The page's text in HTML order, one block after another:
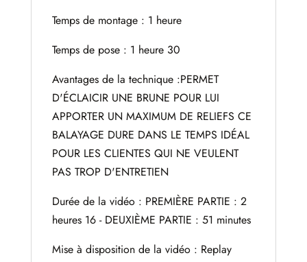
Temps de montage : 1 heure
Temps de pose : 1 heure 30
Avantages de la technique :PERMET
D'ÉCLAICIR UNE BRUNE POUR LUI
APPORTER UN MAXIMUM DE RELIEFS CE
BALAYAGE DURE DANS LE TEMPS IDÉAL
POUR LES CLIENTES QUI NE VEULENT
PAS TROP D'ENTRETIEN
Durée de la vidéo : PREMIÈRE PARTIE : 2
heures 16 - DEUXIÈME PARTIE : 51 minutes
Mise à disposition de la vidéo : Replay